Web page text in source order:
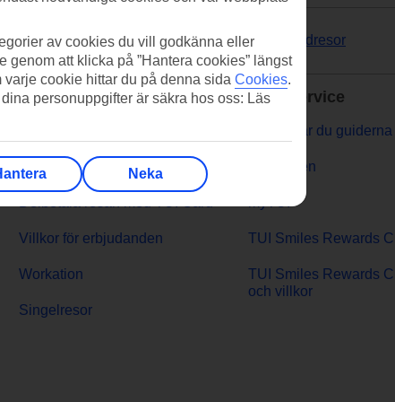
Hotell Weekendresor
Rekommenderat
Tryggt med resegaranti
Villkor för erbjudanden
Workation
Singelresor
Kundservice
Så lätt når du guiderna
TUI-appen
TUI Smiles Rewards
TUI Smiles Rewards
och villkor
av cookies du vill godkänna eller
att klicka på ”Hantera cookies” längst
cookie hittar du på denna sida Cookies.
personuppgifter är säkra hos oss: Läs
Neka